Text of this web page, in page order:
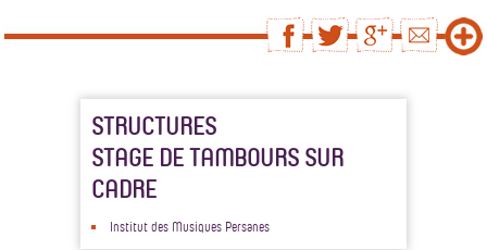
STRUCTURES
STAGE DE TAMBOURS SUR
CADRE
Institut des Musiques Persanes